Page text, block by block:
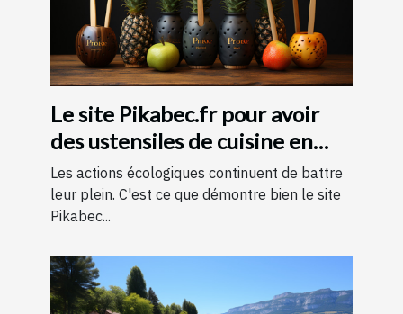
Le site Pikabec.fr pour avoir
des ustensiles de cuisine en
bois
Les actions écologiques continuent de battre
leur plein. C'est ce que démontre bien le site
Pikabec...